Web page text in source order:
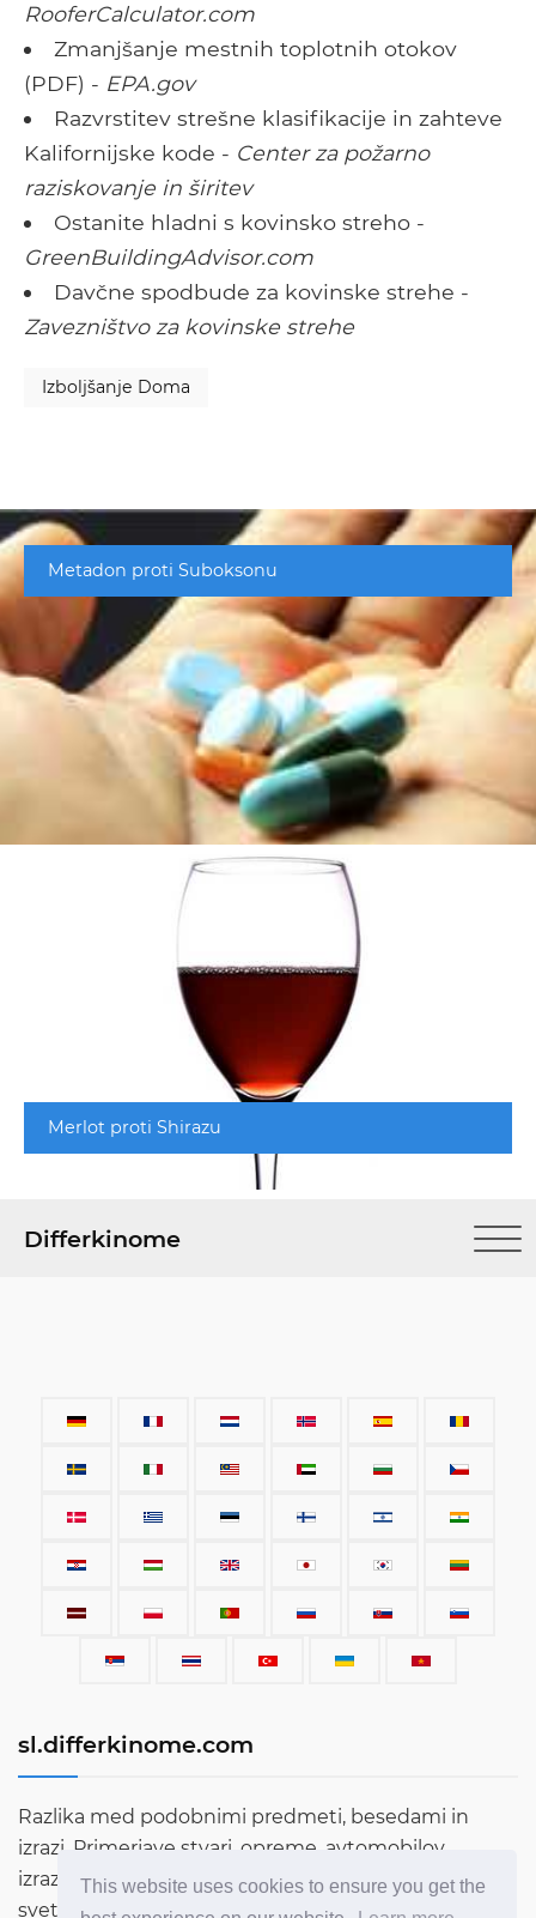
This website uses cookies to ensure you get the
RooferCalculator.com
Zmanjšanje mestnih toplotnih otokov
(PDF) - EPA.gov
Razvrstitev strešne klasifikacije in zahteve
Kalifornijske kode - Center za požarno
raziskovanje in širitev
Ostanite hladni s kovinsko streho -
GreenBuildingAdvisor.com
Davčne spodbude za kovinske strehe -
Zavezništvo za kovinske strehe
Izboljšanje Doma
Metadon proti Suboksonu
Merlot proti Shirazu
Differkinome
sl.differkinome.com
Razlika med podobnimi predmeti, besedami in
izrazi. Primerjave stvari, opreme, avtomobilov,
izrazov, ljudi in vsega drugega, kar obstaja na tem
svetu.